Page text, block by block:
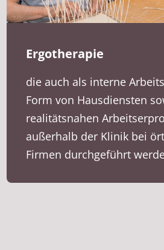
Ergotherapie
die auch als interne
Form von Hausdiensten
realitätsnahen
außerhalb der Klinik bei
Firmen durchgeführt